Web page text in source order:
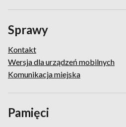
Sprawy
Kontakt
Wersja dla urządzeń mobilnych
Komunikacja miejska
Pamięci